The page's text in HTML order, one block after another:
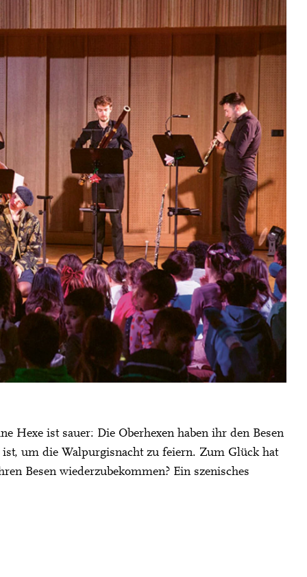
Hexe ist sauer: Die Oberhexen haben ihr den Besen
um die Walpurgisnacht zu feiern. Zum Glück hat
Besen wiederzubekommen? Ein szenisches